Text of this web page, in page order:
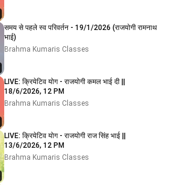
समय से पहले स्व परिवर्तन - 19/1/2026 (राजयोगी रामनाथ
भाई)
Brahma Kumaris Classes
LIVE: क्रियेटिव योग - राजयोगी कमल भाई दी ||
18/6/2026, 12 PM
Brahma Kumaris Classes
LIVE: क्रियेटिव योग - राजयोगी राज सिंह भाई ||
13/6/2026, 12 PM
Brahma Kumaris Classes